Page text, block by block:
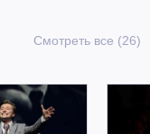
Смотреть все (26)